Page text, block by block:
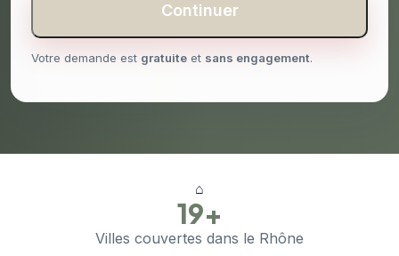
Continuer
Votre demande est gratuite et sans engagement.
⌂
19+
Villes couvertes dans le Rhône